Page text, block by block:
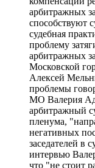
арбитражных
способствуют
судебная
проблему
арбитражных
Московской
Алексей
проблемы
МО Валерия
арбитражный
пленума,
негативных
заседателей в
интервью
что "не стоит